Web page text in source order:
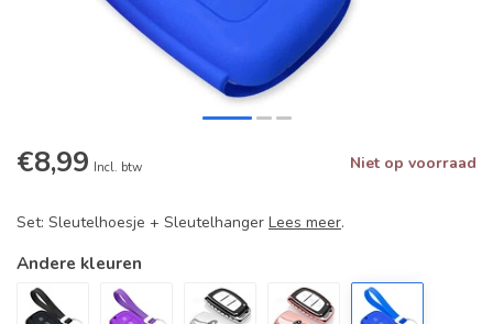
€8,99 Incl. btw Niet op voorraad
Set: Sleutelhoesje + Sleutelhanger Lees meer.
Andere kleuren